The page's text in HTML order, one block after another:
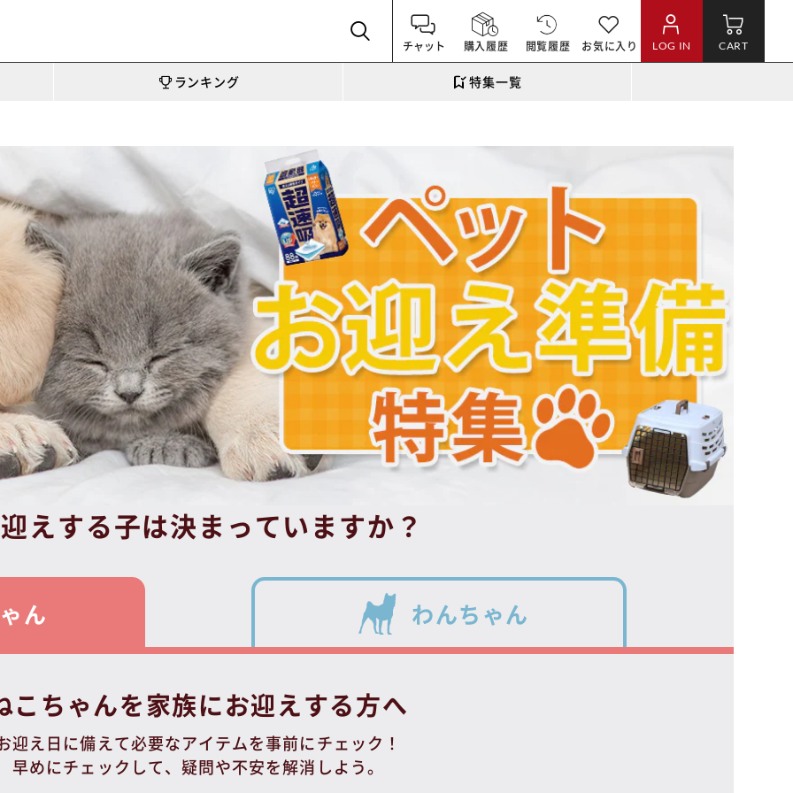
チャット 購入履歴 閲覧履歴 お気に入り LOG IN CART
ランキング 特集一覧
えする子は決まっていますか？
ん わんちゃん
こちゃんを家族にお迎えする方へ
迎え日に備えて必要なアイテムを事前にチェック！
早めにチェックして、疑問や不安を解消しよう。